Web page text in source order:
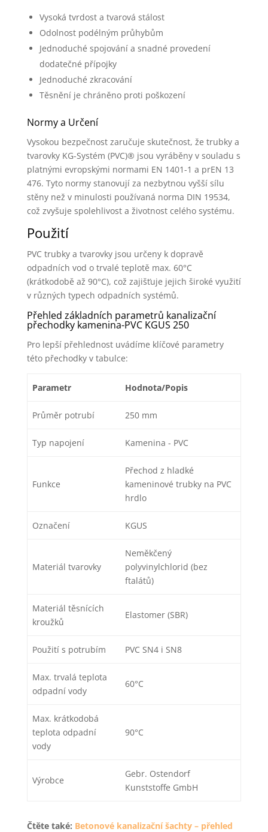
Vysoká tvrdost a tvarová stálost
Odolnost podélným průhybům
Jednoduché spojování a snadné provedení
dodatečné přípojky
Jednoduché zkracování
Těsnění je chráněno proti poškození
Normy a Určení
Vysokou bezpečnost zaručuje skutečnost, že trubky a
tvarovky KG-Systém (PVC)® jsou vyráběny v souladu s
platnými evropskými normami EN 1401-1 a prEN 13
476. Tyto normy stanovují za nezbytnou vyšší sílu
stěny než v minulosti používaná norma DIN 19534,
což zvyšuje spolehlivost a životnost celého systému.
Použití
PVC trubky a tvarovky jsou určeny k dopravě
odpadních vod o trvalé teplotě max. 60°C
(krátkodobě až 90°C), což zajišťuje jejich široké využití
v různých typech odpadních systémů.
Přehled základních parametrů kanalizační
přechodky kamenina-PVC KGUS 250
Pro lepší přehlednost uvádíme klíčové parametry
této přechodky v tabulce:
Parametr Hodnota/Popis
Průměr potrubí 250 mm
Typ napojení Kamenina - PVC
Funkce
Přechod z hladké
kameninové trubky na PVC
hrdlo
Označení KGUS
Materiál tvarovky
Neměkčený
polyvinylchlorid (bez
ftalátů)
Materiál těsnících
kroužků
Elastomer (SBR)
Použití s potrubím PVC SN4 i SN8
Max. trvalá teplota
odpadní vody
60°C
Max. krátkodobá
teplota odpadní
vody
90°C
Výrobce
Gebr. Ostendorf
Kunststoffe GmbH
Čtěte také: Betonové kanalizační šachty – přehled